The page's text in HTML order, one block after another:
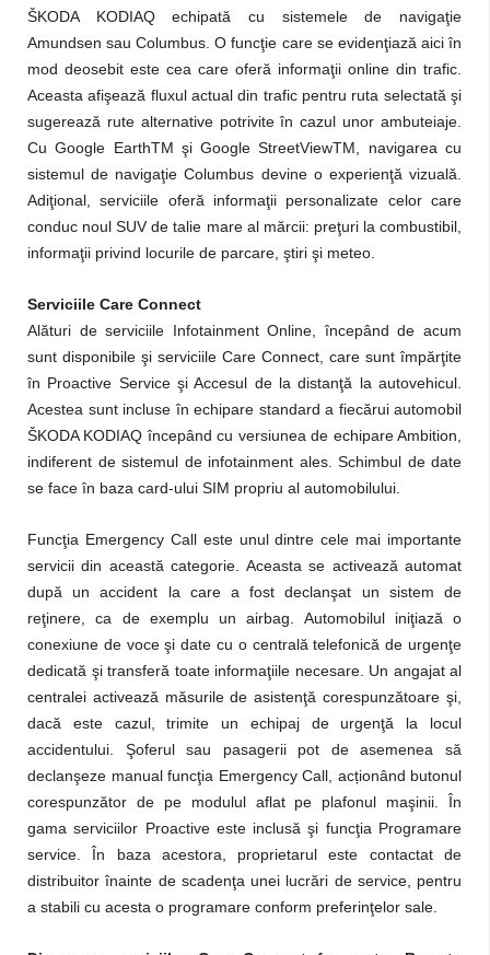
ŠKODA KODIAQ echipată cu sistemele de navigaţie
Amundsen sau Columbus. O funcţie care se evidenţiază aici în
mod deosebit este cea care oferă informaţii online din trafic.
Aceasta afişează fluxul actual din trafic pentru ruta selectată şi
sugerează rute alternative potrivite în cazul unor ambuteiaje.
Cu Google EarthTM şi Google StreetViewTM, navigarea cu
sistemul de navigaţie Columbus devine o experienţă vizuală.
Adiţional, serviciile oferă informaţii personalizate celor care
conduc noul SUV de talie mare al mărcii: preţuri la combustibil,
informaţii privind locurile de parcare, ştiri şi meteo.
Serviciile Care Connect
Alături de serviciile Infotainment Online, începând de acum
sunt disponibile şi serviciile Care Connect, care sunt împărţite
în Proactive Service şi Accesul de la distanţă la autovehicul.
Acestea sunt incluse în echipare standard a fiecărui automobil
ŠKODA KODIAQ începând cu versiunea de echipare Ambition,
indiferent de sistemul de infotainment ales. Schimbul de date
se face în baza card-ului SIM propriu al automobilului.
Funcţia Emergency Call este unul dintre cele mai importante
servicii din această categorie. Aceasta se activează automat
după un accident la care a fost declanşat un sistem de
reţinere, ca de exemplu un airbag. Automobilul iniţiază o
conexiune de voce şi date cu o centrală telefonică de urgenţe
dedicată şi transferă toate informaţiile necesare. Un angajat al
centralei activează măsurile de asistenţă corespunzătoare şi,
dacă este cazul, trimite un echipaj de urgenţă la locul
accidentului. Şoferul sau pasagerii pot de asemenea să
declanşeze manual funcţia Emergency Call, acționând butonul
corespunzător de pe modulul aflat pe plafonul maşinii. În
gama serviciilor Proactive este inclusă şi funcţia Programare
service. În baza acestora, proprietarul este contactat de
distribuitor înainte de scadenţa unei lucrări de service, pentru
a stabili cu acesta o programare conform preferinţelor sale.